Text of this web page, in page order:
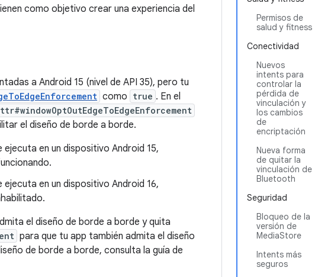
Permisos de
salud y fitness
Conectividad
Nuevos
intents para
controlar la
pérdida de
vinculación y
los cambios
de
encriptación
Nueva forma
de quitar la
vinculación de
Bluetooth
Seguridad
Bloqueo de la
versión de
MediaStore
Intents más
seguros
como objetivo crear una experiencia del
a Android 15 (nivel de API 35), pero tu
como true . En el
el diseño de borde a borde.
en un dispositivo Android 15,
en un dispositivo Android 16,
el diseño de borde a borde y quita
para que tu app también admita el diseño
de borde a borde, consulta la guía de